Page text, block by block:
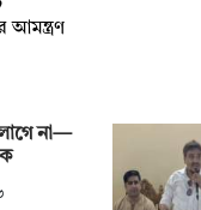
আমন্ত্রণ
না—